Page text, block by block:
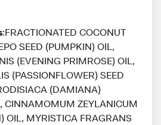
:FRACTIONATED COCONUT
SEED (PUMPKIN) OIL,
(EVENING PRIMROSE) OIL,
(PASSIONFLOWER) SEED
(DAMIANA)
CINNAMOMUM ZEYLANICUM
OIL, MYRISTICA FRAGRANS